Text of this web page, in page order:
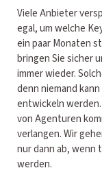
Viele Anbieter
egal, um welche
ein paar Monaten
bringen Sie sicher
immer wieder.
denn niemand
entwickeln
von Agenturen
verlangen. Wir
nur dann ab, wenn
werden.